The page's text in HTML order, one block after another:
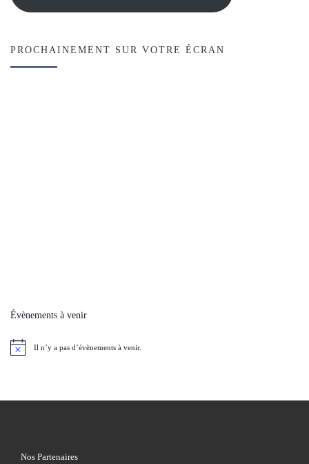
PROCHAINEMENT SUR VOTRE ÉCRAN
Évènements à venir
Il n’y a pas d’évènements à venir.
Nos Partenaires